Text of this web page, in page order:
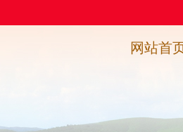
网站首